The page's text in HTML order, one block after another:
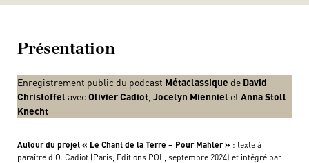
Présentation
Enregistrement public du podcast Métaclassique de David
Christoffel avec Olivier Cadiot Jocelyn Mienniel et Anna Stoll
Knecht
Autour du projet « Le Chant de la Terre – Pour Mahler » : texte à
paraître d’O. Cadiot (Paris, Editions POL, septembre 2024) et intégré par